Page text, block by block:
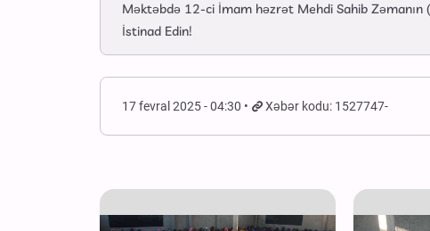
Məktəbdə 12-ci İmam həzrət Mehdi Sahib
İstinad Edin!
17 fevral 2025 - 04:30 Xəbər kodu: 1527747-